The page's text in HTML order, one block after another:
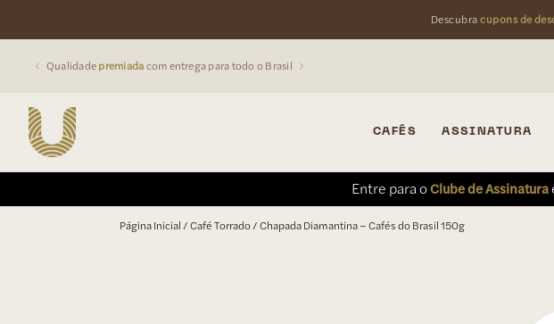
Descubracupons de
DaSerra da Mantiqueiradireto para sua xícara
CAFÉS ASSINATURA
Entre para oClube de Assinatura
Página Inicial/Café Torrado/ Chapada Diamantina – Cafés do Brasil 150g